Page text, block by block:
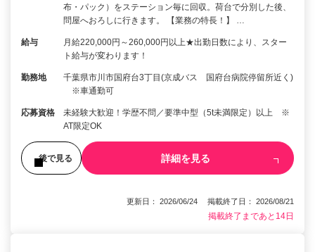
布・パック）をステーション毎に回収。荷台で分別した後、
問屋へおろしに行きます。 【業務の特長！】 …
給与
月給220,000円～260,000円以上★出勤日数により、スター
ト給与が変わります！
勤務地
千葉県市川市国府台3丁目(京成バス 国府台病院停留所近く)
※車通勤可
応募資格
未経験大歓迎！学歴不問／要準中型（5t未満限定）以上 ※
AT限定OK
後で見る 詳細を見る
更新日： 2026/06/24 掲載終了日： 2026/08/21
掲載終了まであと14日